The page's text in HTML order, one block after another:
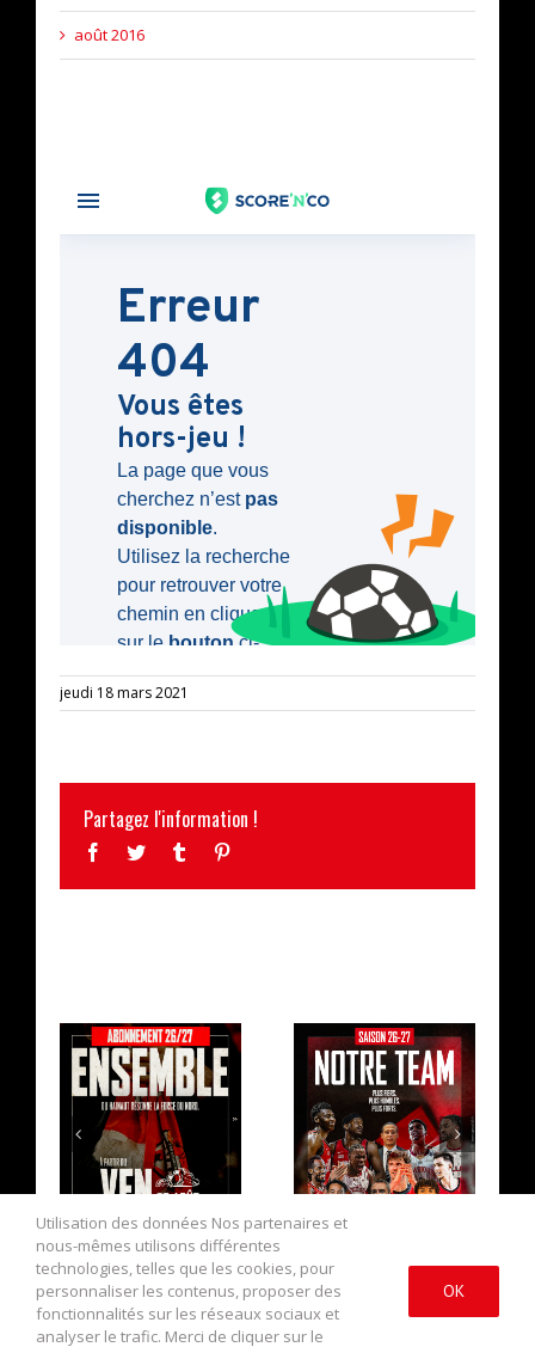
août 2016
jeudi 18 mars 2021
Partagez l'information !
Facebook
Twitter Tumblr
LA CAMPAGNE
D’ABONNEMENT
EST OUVERTE !
L’EFFECTIF
2026/2027 AU
COMPLET !
Utilisation des données Nos partenaires et
nous-mêmes utilisons différentes
technologies, telles que les cookies, pour
personnaliser les contenus, proposer des
fonctionnalités sur les réseaux sociaux et
analyser le trafic. Merci de cliquer sur le
OK